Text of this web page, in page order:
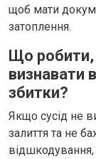
щоб мати
затоплення.
Що робити,
визнавати
збитки?
Якщо сусід не
залиття та не